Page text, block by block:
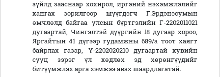
зүйлд зааснаар хохирол, иргэний нэхэмжлэлийг
хангах зорилгоор шүүгдэгч Г.Эрдэнэсумын
өмчлөлд байгаа улсын бүртгэлийн Г-2202011021
дугаартай, Чингэлтэй дүүргийн 18 дугаар хороо,
Яргайтын 41 дүгээр гудамжны 689/а тоот хаягт
байрлах газар, Ү-2202020210 дугаартай хувийн
сууц зэрэг үл хөдлөх эд хөрөнгүүдийг
битүүмжлэх арга хэмжээ авах шаардлагатай.